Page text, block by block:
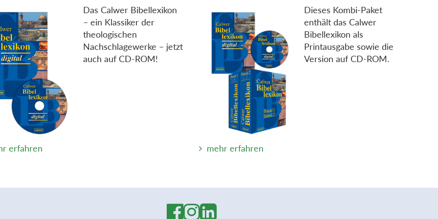
Das Calwer Bibellexikon
– ein Klassiker der
theologischen
Nachschlagewerke – jetzt
auch auf CD-ROM!
erfahren
Dieses Kombi-Paket
enthält das Calwer
Bibellexikon als
Printausgabe sowie die
Version auf CD-ROM.
mehr erfahren